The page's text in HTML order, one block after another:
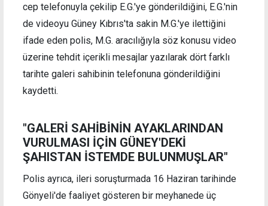
cep telefonuyla çekilip E.G.'ye gönderildiğini, E.G.'nin
de videoyu Güney Kıbrıs'ta sakin M.G.'ye ilettiğini
ifade eden polis, M.G. aracılığıyla söz konusu video
üzerine tehdit içerikli mesajlar yazılarak dört farklı
tarihte galeri sahibinin telefonuna gönderildiğini
kaydetti.
"GALERİ SAHİBİNİN AYAKLARINDAN
VURULMASI İÇİN GÜNEY'DEKİ
ŞAHISTAN İSTEMDE BULUNMUŞLAR"
Polis ayrıca, ileri soruşturmada 16 Haziran tarihinde
Gönyeli'de faaliyet gösteren bir meyhanede üç